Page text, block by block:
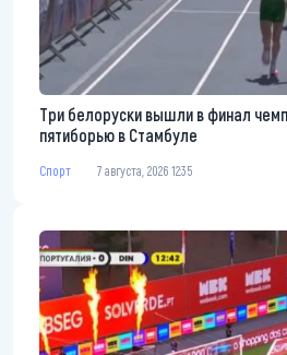
Три белоруски вышли в финал
пятиборью в Стамбуле
Спорт 7 августа, 2026 12:35